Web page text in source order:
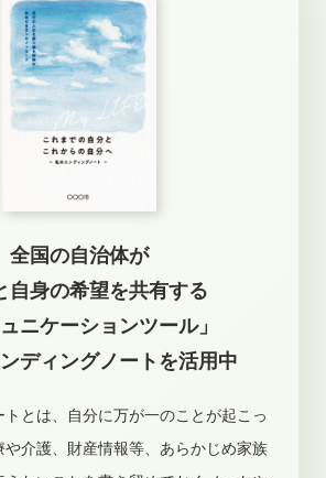
全国の自治体が
自身の希望を共有する
ュニケーションツール」
ディングノートを活用中
トとは、自分に万が一のことが起こっ
や介護、財産情報等、あらかじめ家族